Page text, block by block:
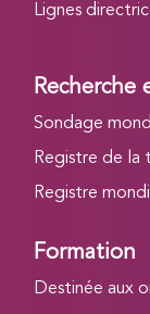
Lignes
Recherche
Sondage
Registre de la
Registre
Formation
Destinée aux